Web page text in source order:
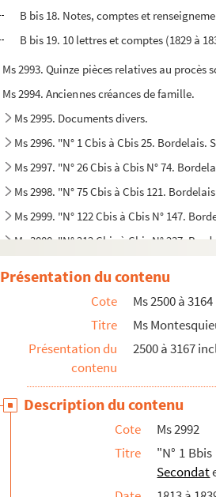
B bis 18. Notes, comptes et
B bis 19. 10 lettres et comptes (1829 à
Ms 2993. Quinze pièces relatives au
Ms 2994. Anciennes créances de famille.
Ms 2995. Documents divers.
Ms 2996. "N° 1 Cbis à Cbis 25.
Ms 2997. "N° 26 Cbis à Cbis N° 74.
Ms 2998. "N° 75 Cbis à Cbis 121.
Ms 2999. "N° 122 Cbis à Cbis N° 147.
Ms 3000. "N° 212 Cbis à Cbis N° 237.
Ms 3005. "N° 365 Cbis à Cbis 368.
Ms 3006. "N° 369 Cbis à Cbis 371.
Ms 3007. "N° Cbis 372 à Cbis 375.
Ms 3008. "N° 376 Cbis à Cbis 378.
Ms 3009. "N° 379 Cbis à Cbis 381.
Présentation du contenu
Cote
Ms 2500 à 3164
Titre
Ms
Présentation du
contenu
2500 à 3167
Description du contenu
Cote
Ms 2992
Titre
"N° 1
Secondat